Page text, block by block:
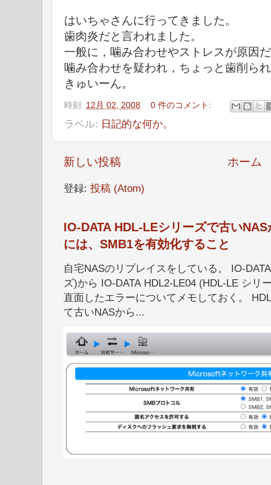
はいちゃさんに行ってきました。
歯肉炎だと言われました。
一般に，噛み合わせやストレスが原因
噛み合わせを疑われ，ちょっと歯削ら
きゅいーん。
時刻: 12月 02, 2008 0 件のコメント:
ラベル: 日記的な何か。
新しい投稿 ホーム
登録: 投稿 (Atom)
IO-DATA HDL-LEシリーズで古い
には、SMB1を有効化すること
自宅NASのリプレイスをしている。 IO-
ズ)から IO-DATA HDL2-LE04 (HDL-LE シリ
直面したエラーについてメモしておく。
て古いNASから...